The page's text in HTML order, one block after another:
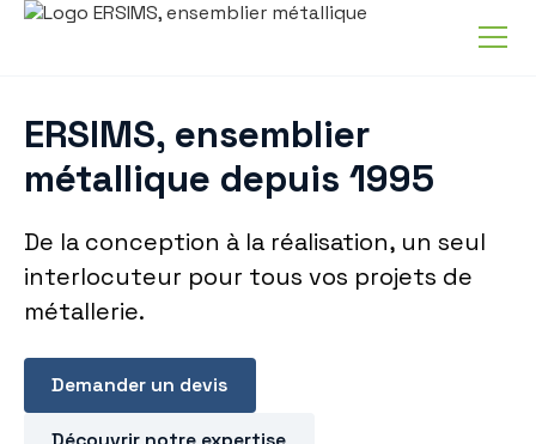
ERSIMS, ensemblier
métallique depuis 1995
De la conception à la réalisation, un seul
interlocuteur pour tous vos projets de
métallerie.
Demander un devis